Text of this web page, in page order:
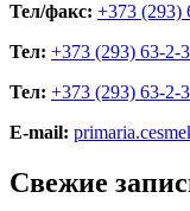
Тел/факс: +373 (293)
Тел: +373 (293) 63-2-
Тел: +373 (293) 63-2-
E-mail:
Свежие